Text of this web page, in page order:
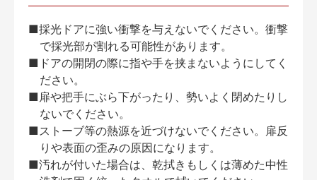
■採光ドアに強い衝撃を与えないでください。衝撃
で採光部が割れる可能性があります。
■ドアの開閉の際に指や手を挟まないようにしてく
ださい。
■扉や把手にぶら下がったり、勢いよく閉めたりし
ないでください。
■ストーブ等の熱源を近づけないでください。扉反
りや表面の歪みの原因になります。
■汚れが付いた場合は、乾拭きもしくは薄めた中性